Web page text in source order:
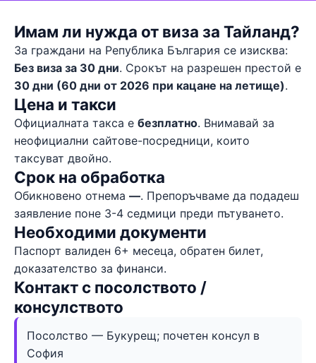
Имам ли нужда от виза за Тайланд?
За граждани на Република България се изисква:
Без виза за 30 дни. Срокът на разрешен престой е
30 дни (60 дни от 2026 при кацане на летище).
Цена и такси
Официалната такса е безплатно. Внимавай за
неофициални сайтове-посредници, които
таксуват двойно.
Срок на обработка
Обикновено отнема —. Препоръчваме да подадеш
заявление поне 3-4 седмици преди пътуването.
Необходими документи
Паспорт валиден 6+ месеца, обратен билет,
доказателство за финанси.
Контакт с посолството /
консулството
Посолство — Букурещ; почетен консул в
София